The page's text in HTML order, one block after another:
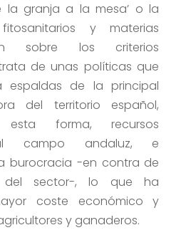
la granja a la mesa’ o la
y materias
sobre los criterios
de unas políticas que
espaldas de la principal
del territorio español,
forma, recursos
campo andaluz, e
burocracia -en contra de
del sector-, lo que ha
coste económico y
y ganaderos.